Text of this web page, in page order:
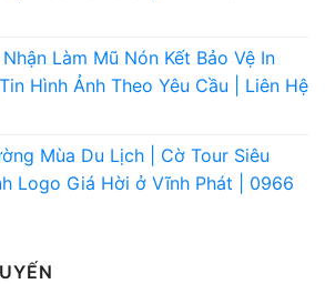
Làm Mũ Nón Kết Bảo Vệ In
Hình Ảnh Theo Yêu Cầu | Liên Hệ
Mùa Du Lịch | Cờ Tour Siêu
Logo Giá Hời ở Vĩnh Phát | 0966